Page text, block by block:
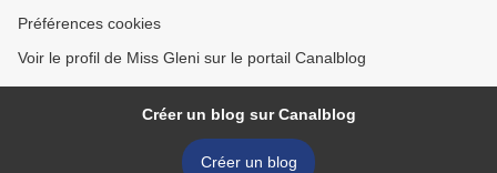
Préférences cookies
Voir le profil de Miss Gleni sur le portail Canalblog
Créer un blog sur Canalblog
Créer un blog